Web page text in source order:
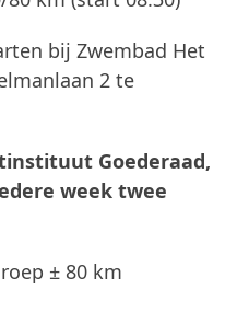
bij Zwembad Het
2 te
Goederaad,
week twee
± 80 km